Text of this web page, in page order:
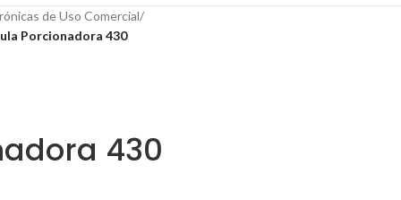
de Uso Comercial/
Porcionadora 430
430